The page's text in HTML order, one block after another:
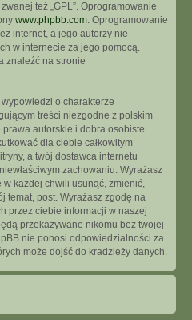
zwanej też „GPL”. Oprogramowanie
www.phpbb.com. Oprogramowanie
internet, a jego autorzy nie
w internecie za jego pomocą.
znaleźć na stronie
o charakterze
treści niezgodne z polskim
autorskie i dobra osobiste.
dla ciebie całkowitym
a twój dostawca internetu
zachowaniu. Wyrażasz
w każdej chwili usunąć, zmienić,
temat, post. Wyrażasz zgodę na
przez ciebie informacji w naszej
przekazywane nikomu bez twojej
nie ponosi odpowiedzialności za
może dojść do kradzieży danych.